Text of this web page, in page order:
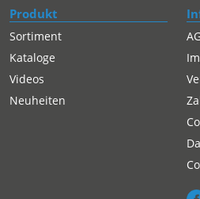
Produkt
Sortiment
Kataloge
Videos
Neuheiten